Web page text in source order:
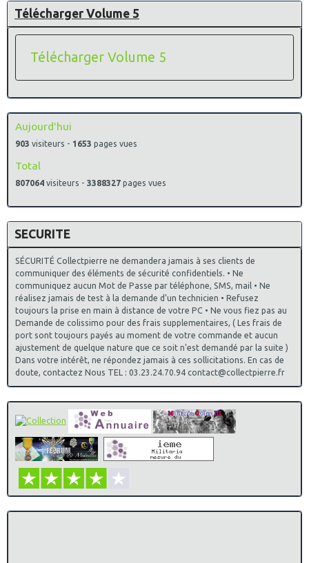
Télécharger Volume 5
Télécharger Volume 5
Aujourd'hui
903 visiteurs - 1653 pages vues
Total
807064 visiteurs - 3388327 pages vues
SECURITE
SÉCURITÉ Collectpierre ne demandera jamais à ses clients de
communiquer des éléments de sécurité confidentiels. • Ne
communiquez aucun Mot de Passe par téléphone, SMS, mail • Ne
réalisez jamais de test à la demande d’un technicien • Refusez
toujours la prise en main à distance de votre PC • Ne vous fiez pas au
Demande de colissimo pour des frais supplementaires, ( Les frais de
port sont toujours payés au moment de votre commande et aucun
ajustement de quelque nature que ce soit n'est demandé par la suite )
Dans votre intérêt, ne répondez jamais à ces sollicitations. En cas de
doute, contactez Nous TEL : 03.23.24.70.94 contact@collectpierre.fr